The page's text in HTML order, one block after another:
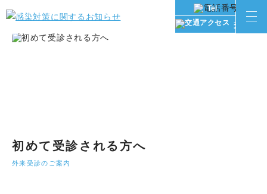
交通アク
Tel
初めて受診される方へ
外来受診のご案内